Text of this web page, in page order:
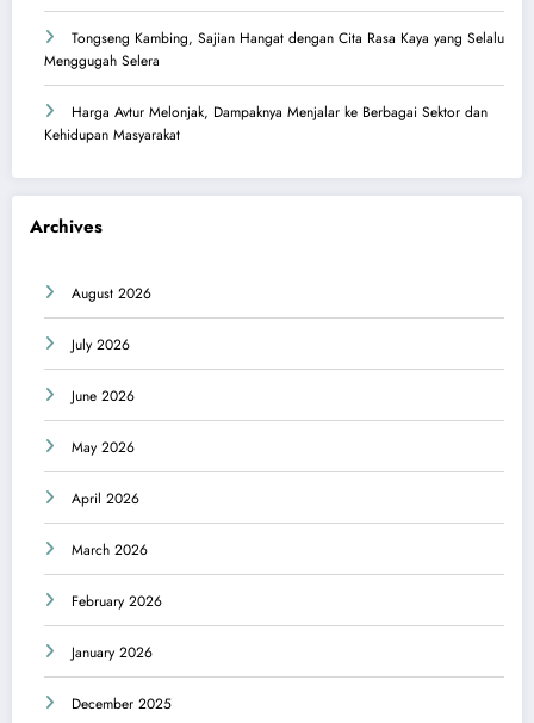
Tongseng Kambing, Sajian Hangat dengan Cita Rasa Kaya yang Selalu
Menggugah Selera
Harga Avtur Melonjak, Dampaknya Menjalar ke Berbagai Sektor dan
Kehidupan Masyarakat
Archives
August 2026
July 2026
June 2026
May 2026
April 2026
March 2026
February 2026
January 2026
December 2025